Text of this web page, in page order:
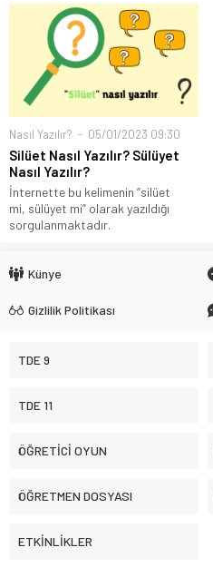
Nasıl Yazılır? 05/01/2023 09:30
Silüet Nasıl Yazılır? Sülüyet
Nasıl Yazılır?
İnternette bu kelimenin “silüet
mi, sülüyet mi” olarak yazıldığı
sorgulanmaktadır.
Künye
Gizlilik Politikası
TDE 9
TDE 11
ÖĞRETİCİ OYUN
ÖĞRETMEN DOSYASI
ETKİNLİKLER